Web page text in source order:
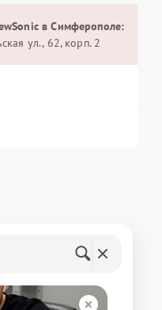
в Симферополе:
ул., 62, корп. 2